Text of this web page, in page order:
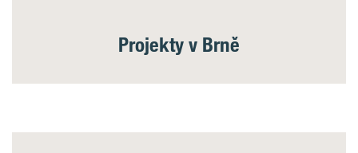
Projekty v Brně